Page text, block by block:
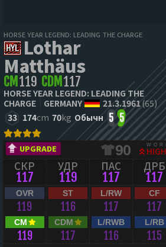
HORSE YEAR LEGEND: LEADING THE CHARGE
Lothar
Matthäus
CM 119 CDM 117
HORSE YEAR LEGEND: LEADING THE
CHARGE
GERMANY 21.3.1961(65)
33 174cm 70kg Обычн 5 5
UPGRADE 90 HIGH
СКР
117
УДР
119
ПАС
117
ДРБ
117
OVR
119
ST
116
L/RW
117
CF
117
CM
119
CDM
117
L/RWB
116
L/RB
115